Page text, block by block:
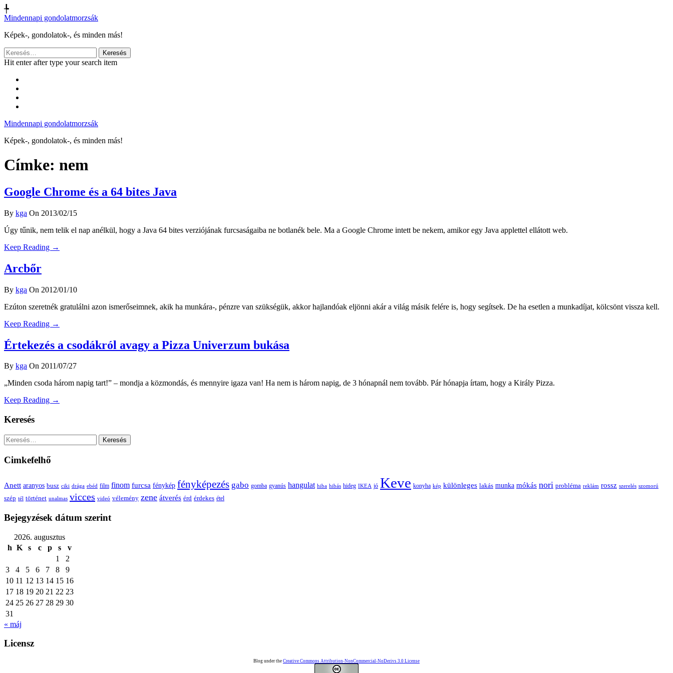
╄
Mindennapi gondolatmorzsák
Képek-, gondolatok-, és minden más!
Keresés:
Hit enter after type your search item
Mindennapi gondolatmorzsák
Képek-, gondolatok-, és minden más!
Címke: nem
Google Chrome és a 64 bites Java
By kga On 2013/02/15
Úgy tűnik, nem telik el nap anélkül, hogy a Java 64 bites verziójának furcsaságaiba ne botlanék bele. Ma a Google Chrome intett be nekem, amikor egy Java applettel ellátott web.
Keep Reading →
Arcbőr
By kga On 2012/01/10
Ezúton szeretnék gratulálni azon ismerőseimnek, akik ha munkára-, pénzre van szükségük, akkor hajlandóak eljönni akár a világ másik felére is, hogy segítsek. De ha esetlen a munkadíjat, kölcsönt vissza kell.
Keep Reading →
Értekezés a csodákról avagy a Pizza Univerzum bukása
By kga On 2011/07/27
„Minden csoda három napig tart!” – mondja a közmondás, és mennyire igaza van! Ha nem is három napig, de 3 hónapnál nem tovább. Pár hónapja írtam, hogy a Király Pizza.
Keep Reading →
Keresés
Keresés:
Cimkefelhő
Anett aranyos busz ciki drága ebéd film finom furcsa fénykép fényképezés gabo gomba gyanús hangulat hiba hibás hideg IKEA jó Keve konyha kép különleges lakás munka mókás nori probléma reklám rossz szerelés szomorú
szép tél történet unalmas vicces videó vélemény zene átverés érd érdekes étel
Bejegyzések dátum szerint
2026. augusztus
h K s c p s
v
1
2
3
4 5 6 7 8
9
10 11 12 13 14 15 16
17 18 19 20 21 22 23
24 25 26 27 28 29 30
31
« máj
Licensz
Blog under the Creative Commons Attribution-NonCommercial-NoDerivs 3.0 License